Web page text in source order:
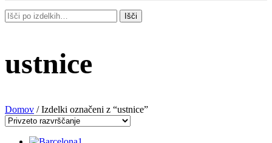
ustnice
Domov / Izdelki označeni z “ustnice”